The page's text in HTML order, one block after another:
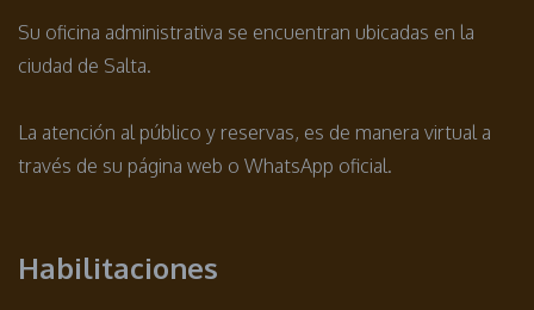
Su oficina administrativa se encuentran ubicadas en la
ciudad de Salta.
La atención al público y reservas, es de manera virtual a
través de su página web o WhatsApp oficial.
Habilitaciones